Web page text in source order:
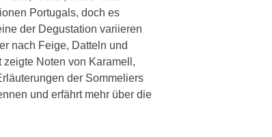
Portugals, doch es
der Degustation variieren
nach Feige, Datteln und
Noten von Karamell,
der Sommeliers
und erfährt mehr über die